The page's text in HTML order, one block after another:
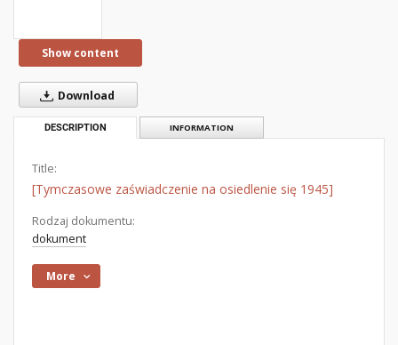
Show content
Download
DESCRIPTION INFORMATION
Title:
[Tymczasowe zaświadczenie na osiedlenie się 1945]
Rodzaj dokumentu:
dokument
More